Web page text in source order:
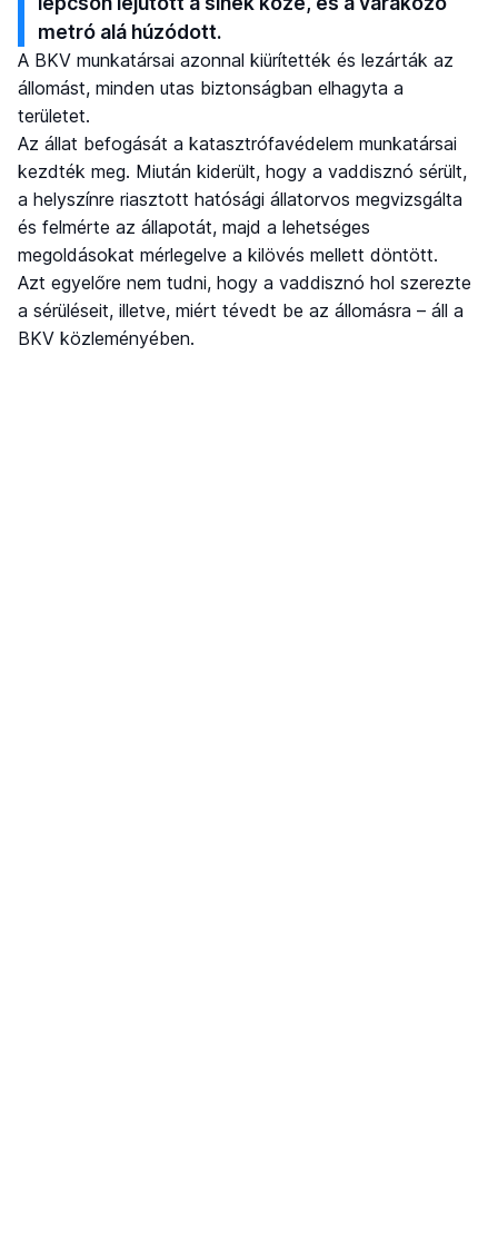
metró alá húzódott.
A BKV munkatársai azonnal kiürítették és lezárták az
állomást, minden utas biztonságban elhagyta a
területet.
Az állat befogását a katasztrófavédelem munkatársai
kezdték meg. Miután kiderült, hogy a vaddisznó sérült,
a helyszínre riasztott hatósági állatorvos megvizsgálta
és felmérte az állapotát, majd a lehetséges
megoldásokat mérlegelve a kilövés mellett döntött.
Azt egyelőre nem tudni, hogy a vaddisznó hol szerezte
a sérüléseit, illetve, miért tévedt be az állomásra – áll a
BKV közleményében.